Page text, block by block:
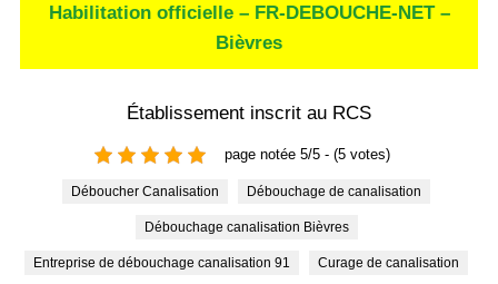
Habilitation officielle – FR-DEBOUCHE-NET –
Bièvres
Établissement inscrit au RCS
page notée 5/5 - (5 votes)
Déboucher Canalisation Débouchage de canalisation
Débouchage canalisation Bièvres
Entreprise de débouchage canalisation 91 Curage de canalisation